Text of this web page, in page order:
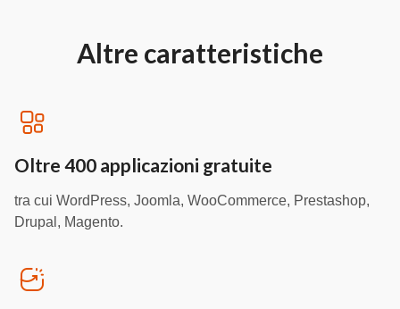
Altre caratteristiche
Oltre 400 applicazioni gratuite
tra cui WordPress, Joomla, WooCommerce, Prestashop,
Drupal, Magento.